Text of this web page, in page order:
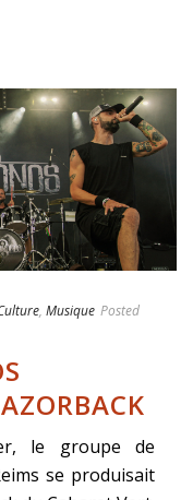
, Musique Posted
le groupe de
se produisait